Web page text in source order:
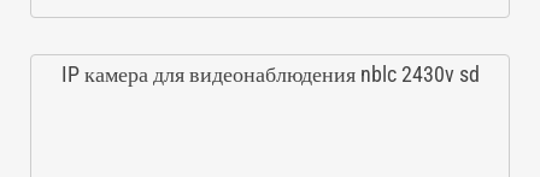
IP камера для видеонаблюдения nblc 2430v sd